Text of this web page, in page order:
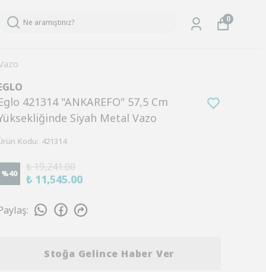
0
421314 "ANKAREFO" 57,5 Cm
Siyah Metal Vazo
Kodu: 421314
%40
₺ 19,241.00
₺ 11,545.00
:
Stoğa Gelince Haber Ver